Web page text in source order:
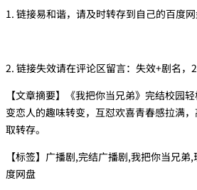
1. 链接易和谐，请及时转存到自己的百度
2. 链接失效请在评论区留言：失效+剧名，
【文章摘要】《我把你当兄弟》完结校园
变恋人的趣味转变，互怼欢喜青春感拉满
取转存。
【标签】广播剧,完结广播剧,我把你当兄
度网盘